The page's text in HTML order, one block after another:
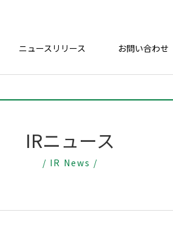
ニュースリリース お問い合わせ
IRニュース
/ IR News /